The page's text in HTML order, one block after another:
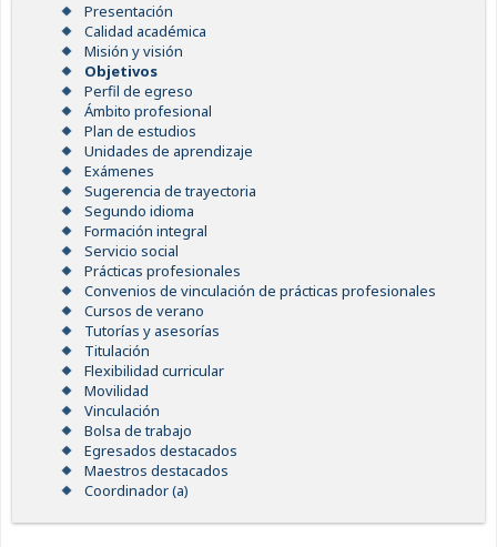
Presentación
Calidad académica
Misión y visión
Objetivos
Perfil de egreso
Ámbito profesional
Plan de estudios
Unidades de aprendizaje
Exámenes
Sugerencia de trayectoria
Segundo idioma
Formación integral
Servicio social
Prácticas profesionales
Convenios de vinculación de prácticas profesionales
Cursos de verano
Tutorías y asesorías
Titulación
Flexibilidad curricular
Movilidad
Vinculación
Bolsa de trabajo
Egresados destacados
Maestros destacados
Coordinador (a)